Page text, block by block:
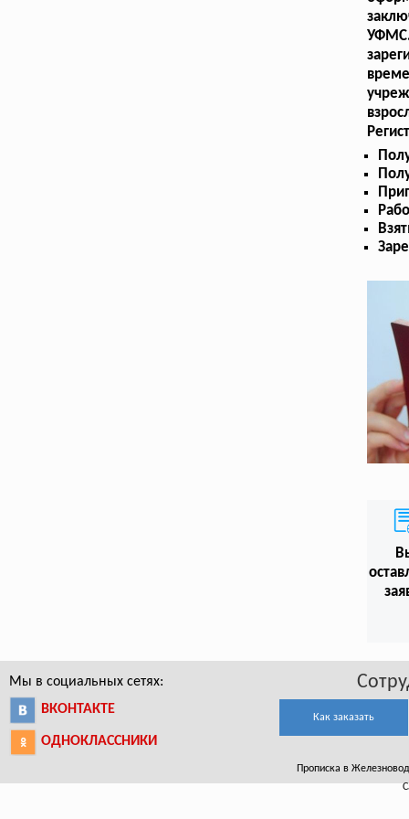
Мы в социальных сетях:
ВКОНТАКТЕ
ОДНОКЛАССНИКИ
Как заказать
Прописка в